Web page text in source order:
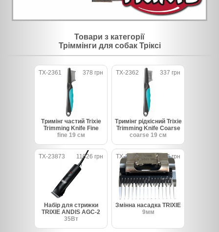
Товари з категорії
Тріммінги для собак Тріксі
TX-2361 378 грн
Тримінг частий Trixie
Trimming Knife Fine
fine 19 см
TX-2362 337 грн
Тримінг рідкісний Trixie
Trimming Knife Coarse
coarse 19 см
TX-23873 11026 грн
Набір для стрижки
TRIXIE ANDIS AGC-2
35Вт
TX-2384-15 1736 грн
Змінна насадка TRIXIE
9мм